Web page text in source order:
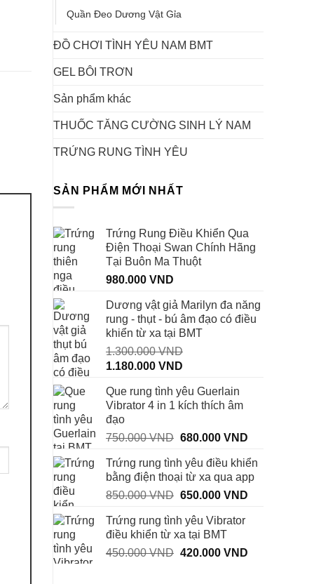
Quần Đeo Dương Vật Gỉa
ĐỒ CHƠI TÌNH YÊU NAM BMT
GEL BÔI TRƠN
Sản phẩm khác
THUỐC TĂNG CƯỜNG SINH LÝ NAM
TRỨNG RUNG TÌNH YÊU
SẢN PHẨM MỚI NHẤT
Trứng Rung Điều Khiển Qua
Điện Thoại Swan Chính Hãng
Tại Buôn Ma Thuột
980.000 VND
Dương vật giả Marilyn đa năng
rung - thụt - bú âm đạo có điều
khiển từ xa tại BMT
1.300.000VND
Giá
là:
1.300.000 VND.
1.180.000 VND
tại
là:
Que rung tình yêu Guerlain
Vibrator 4 in 1 kích thích âm
đạo
750.000VND Giá
là:
750.000 VND.
680.000 VNDGiá
tại
là:
680.000
Trứng rung tình yêu điều khiển
bằng điện thoại từ xa qua app
850.000VND Giá
là:
850.000 VND.
650.000 VNDGiá
650.000
Trứng rung tình yêu Vibrator
điều khiển từ xa tại BMT
450.000VND Giá
420.000 VNDGiá